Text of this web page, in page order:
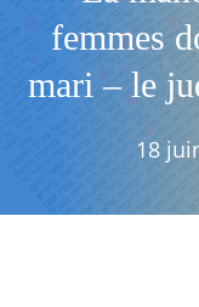
femmes
mari – le
18